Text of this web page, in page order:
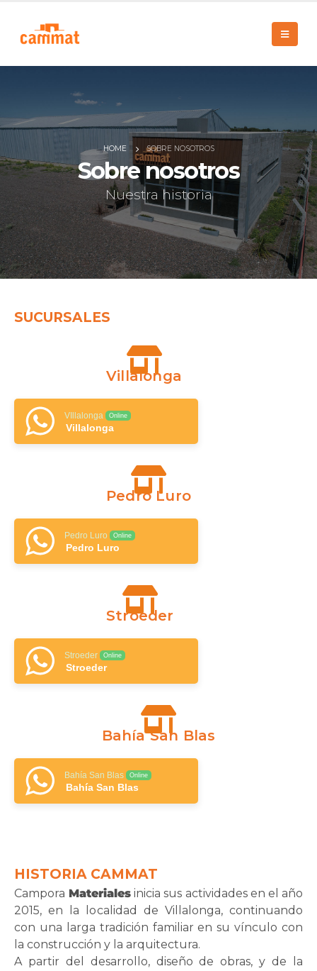
HOME SOBRE NOSOTROS
Sobre nosotros
Nuestra historia
SUCURSALES
Villalonga
VIllalonga Online
Villalonga
Pedro Luro
Pedro Luro Online
Pedro Luro
Stroeder
Stroeder Online
Stroeder
Bahía San Blas
Bahía San Blas Online
Bahía San Blas
HISTORIA CAMMAT
Campora Materiales inicia sus actividades en el año
2015, en la localidad de Villalonga, continuando
con una larga tradición familiar en su vínculo con
la construcción y la arquitectura.
A partir del desarrollo, diseño de obras, y de la